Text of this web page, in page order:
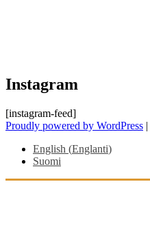
Instagram
[instagram-feed]
Proudly powered by WordPress |
English (Englanti)
Suomi